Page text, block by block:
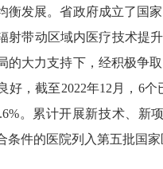
展。省政府成立了国家
射带动区域内医疗技术提
的大力支持下，经积极争
好，截至2022年12月，6
。累计开展新技术、新
条件的医院列入第五批国